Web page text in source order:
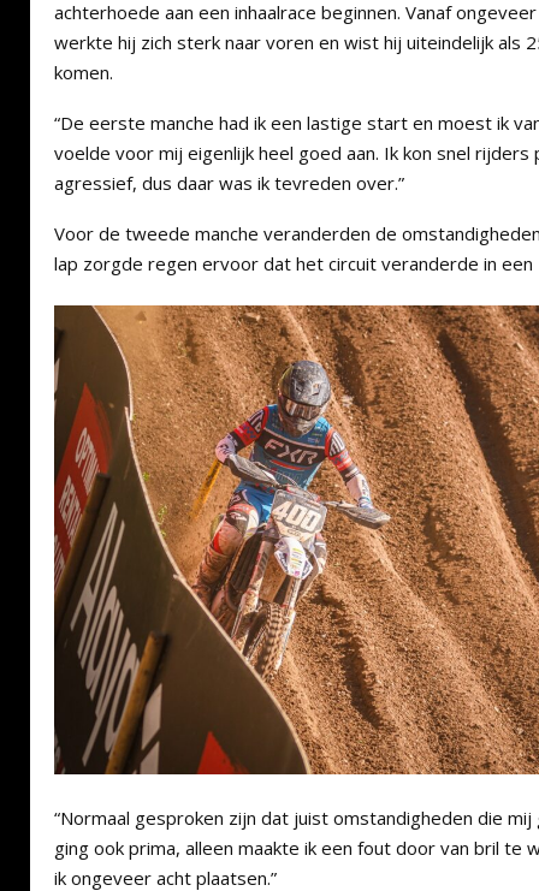
achterhoede aan een inhaalrace beginnen. Vanaf
werkte hij zich sterk naar voren en wist hij uiteindelijk als
komen.
“De eerste manche had ik een lastige start en moest ik
voelde voor mij eigenlijk heel goed aan. Ik kon snel
agressief, dus daar was ik tevreden over.”
Voor de tweede manche veranderden de
lap zorgde regen ervoor dat het circuit veranderde in
“Normaal gesproken zijn dat juist omstandigheden die
ging ook prima, alleen maakte ik een fout door van bril te
ik ongeveer acht plaatsen.”